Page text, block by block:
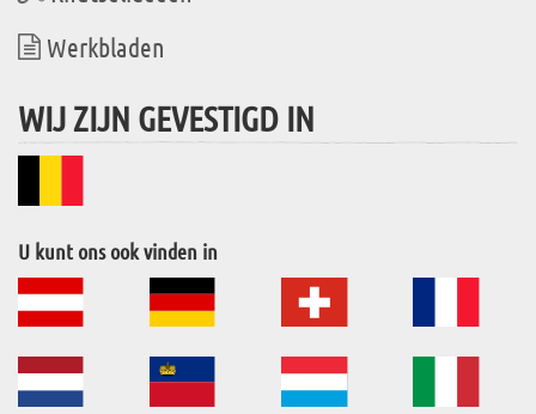
Werkbladen
WIJ ZIJN GEVESTIGD IN
U kunt ons ook vinden in